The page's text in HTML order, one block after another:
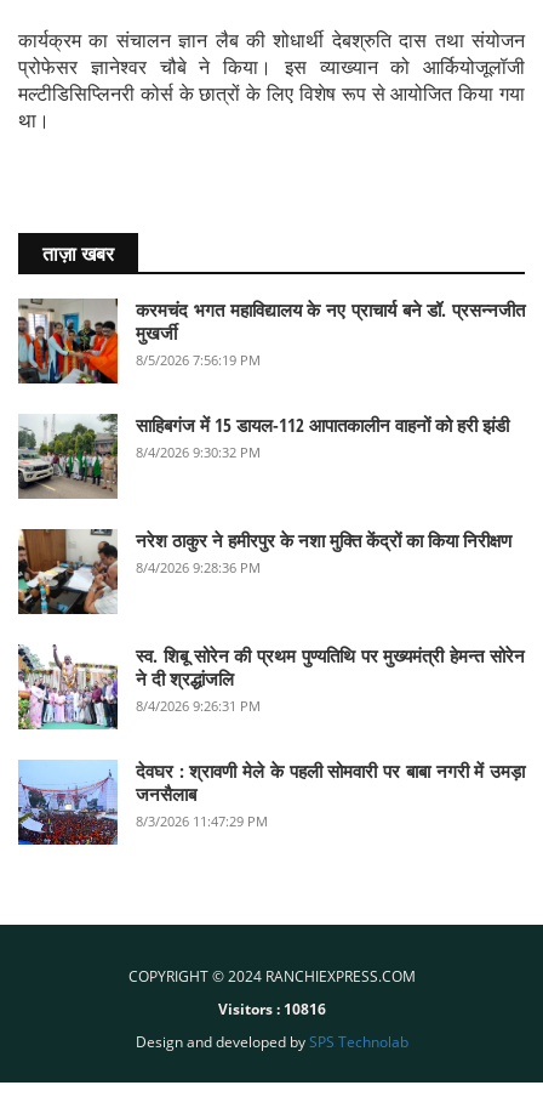
कार्यक्रम का संचालन ज्ञान लैब की शोधार्थी देबश्रुति दास तथा संयोजन
प्रोफेसर ज्ञानेश्वर चौबे ने किया। इस व्याख्यान को आर्कियोजूलॉजी
मल्टीडिसिप्लिनरी कोर्स के छात्रों के लिए विशेष रूप से आयोजित किया गया
था।
ताज़ा खबर
करमचंद भगत महाविद्यालय के नए प्राचार्य बने डॉ. प्रसन्नजीत
मुखर्जी
8/5/2026 7:56:19 PM
साहिबगंज में 15 डायल-112 आपातकालीन वाहनों को हरी झंडी
8/4/2026 9:30:32 PM
नरेश ठाकुर ने हमीरपुर के नशा मुक्ति केंद्रों का किया निरीक्षण
8/4/2026 9:28:36 PM
स्व. शिबू सोरेन की प्रथम पुण्यतिथि पर मुख्यमंत्री हेमन्त सोरेन
ने दी श्रद्धांजलि
8/4/2026 9:26:31 PM
देवघर :‌ श्रावणी मेले के पहली सोमवारी पर बाबा नगरी में उमड़ा
जनसैलाब
8/3/2026 11:47:29 PM
COPYRIGHT © 2024 RANCHIEXPRESS.COM
Visitors : 10816
Design and developed bySPS Technolab